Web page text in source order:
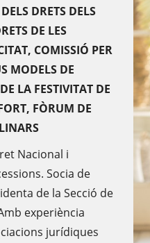
DRETS DELS
DE LES
COMISSIÓ PER
MODELS DE
LA FESTIVITAT DE
FÒRUM DE
Nacional i
Socia de
de la Secció de
experiència
jurídiques